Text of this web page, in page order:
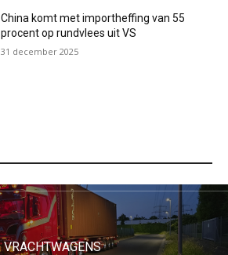
China komt met importheffing van 55
procent op rundvlees uit VS
31 december 2025
VRACHTWAGENS